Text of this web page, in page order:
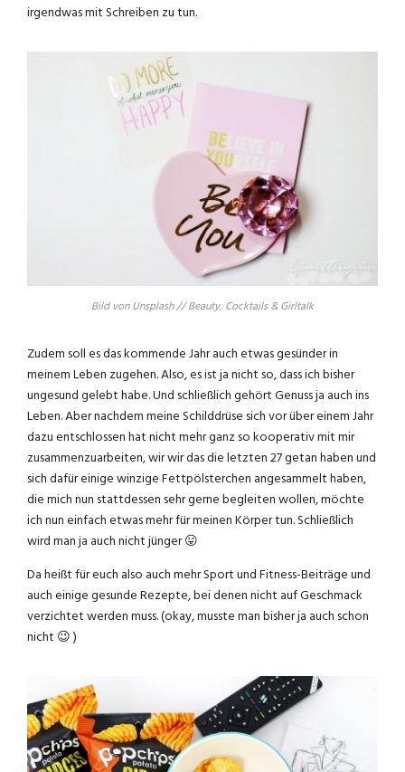
irgendwas mit Schreiben zu tun.
Bild von Unsplash // Beauty, Cocktails & Girltalk
Zudem soll es das kommende Jahr auch etwas gesünder in
meinem Leben zugehen. Also, es ist ja nicht so, dass ich bisher
ungesund gelebt habe. Und schließlich gehört Genuss ja auch ins
Leben. Aber nachdem meine Schilddrüse sich vor über einem Jahr
dazu entschlossen hat nicht mehr ganz so kooperativ mit mir
zusammenzuarbeiten, wir wir das die letzten 27 getan haben und
sich dafür einige winzige Fettpölsterchen angesammelt haben,
die mich nun stattdessen sehr gerne begleiten wollen, möchte
ich nun einfach etwas mehr für meinen Körper tun. Schließlich
wird man ja auch nicht jünger 😛
Da heißt für euch also auch mehr Sport und Fitness-Beiträge und
auch einige gesunde Rezepte, bei denen nicht auf Geschmack
verzichtet werden muss. (okay, musste man bisher ja auch schon
nicht 😉 )